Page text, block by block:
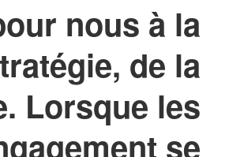
nous à la
de la
Lorsque les
se